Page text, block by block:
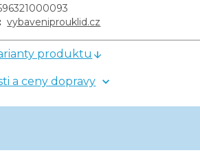
: vybaveniprouklid.cz
produktu
a ceny dopravy